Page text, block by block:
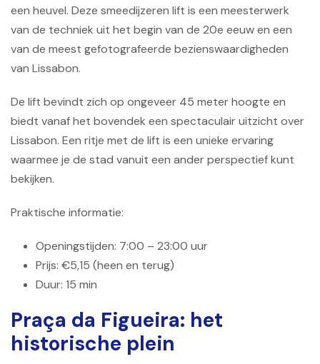
een heuvel. Deze smeedijzeren lift is een meesterwerk
van de techniek uit het begin van de 20e eeuw en een
van de meest gefotografeerde bezienswaardigheden
van Lissabon.
De lift bevindt zich op ongeveer 45 meter hoogte en
biedt vanaf het bovendek een spectaculair uitzicht over
Lissabon. Een ritje met de lift is een unieke ervaring
waarmee je de stad vanuit een ander perspectief kunt
bekijken.
Praktische informatie:
Openingstijden: 7:00 – 23:00 uur
Prijs: €5,15 (heen en terug)
Duur: 15 min
Praça da Figueira: het
historische plein